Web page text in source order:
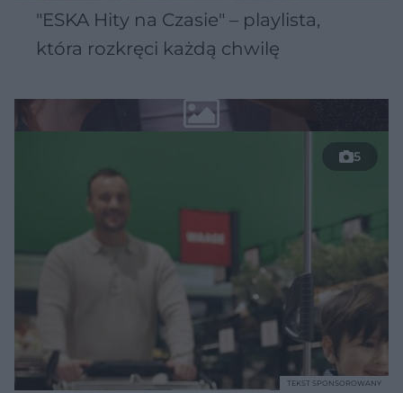
"ESKA Hity na Czasie" – playlista,
która rozkręci każdą chwilę
5
TEKST SPONSOROWANY